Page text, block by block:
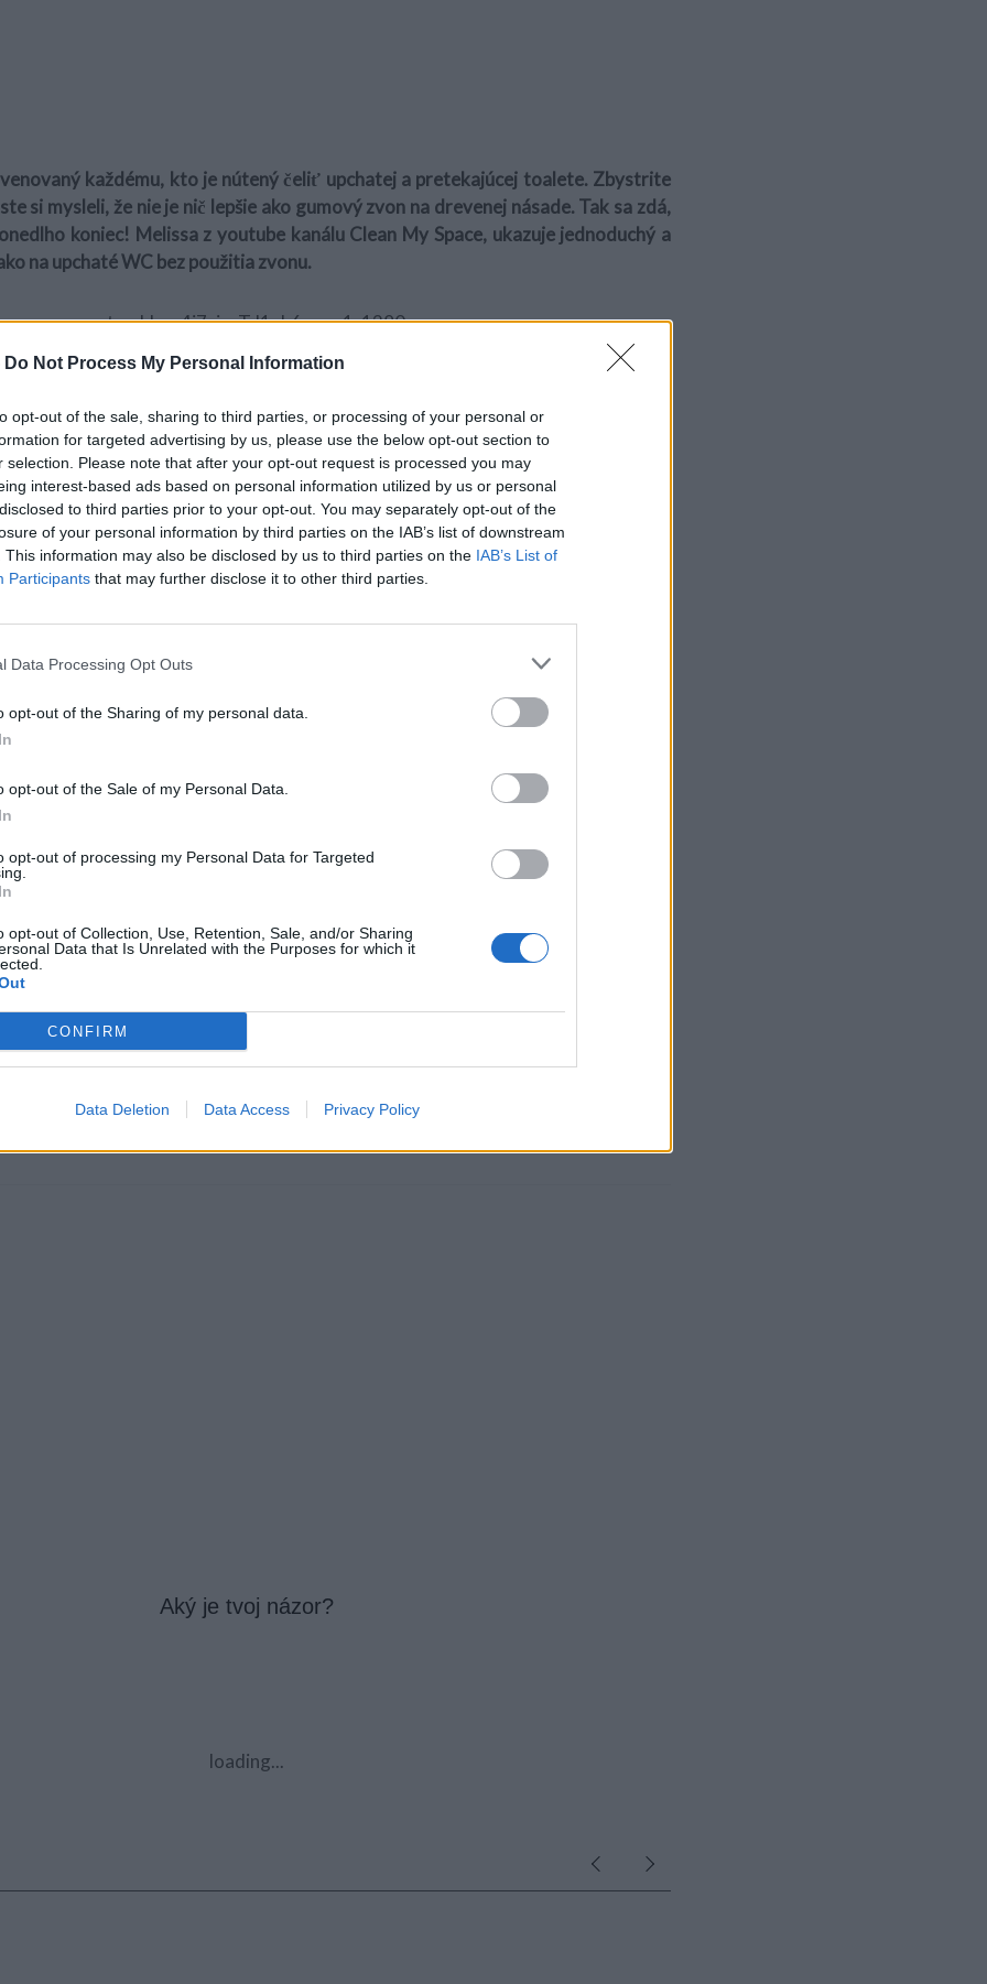
Do Not Process My Personal Information
opt-out of the sale, sharing to third parties, or processing of your personal or
for targeted advertising by us, please use the below opt-out section to
selection. Please note that after your opt-out request is processed you may
interest-based ads based on personal information utilized by us or personal
to third parties prior to your opt-out. You may separately opt-out of the
of your personal information by third parties on the IAB’s list of downstream
This information may also be disclosed by us to third parties on the IAB’s List of
Participants that may further disclose it to other third parties.
Data Processing Opt Outs
opt-out of the Sharing of my personal data.
opt-out of the Sale of my Personal Data.
opt-out of processing my Personal Data for Targeted
opt-out of Collection, Use, Retention, Sale, and/or Sharing
Data that Is Unrelated with the Purposes for which it
CONFIRM
Data Deletion Data Access Privacy Policy
každému, kto je nútený čeliť upchatej a pretekajúcej toalete. Zbystrite
si mysleli, že nie je nič lepšie ako gumový zvon na drevenej násade. Tak sa zdá,
koniec! Melissa z youtube kanálu Clean My Space, ukazuje jednoduchý a
na upchaté WC bez použitia zvonu.
Prečítajte si aj
sa a užívajte si: 6 tipov, ako mať z intímneho zblíženia intenzívnejší pôžitok
vody a málo úspor na blížiace sa ročné vyúčtovanie?
Aký je tvoj názor?
loading...